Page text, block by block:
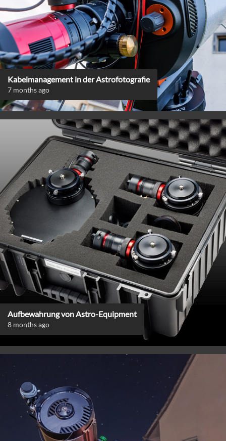
Kabelmanagement in der Astrofotografie
7 months ago
Aufbewahrung von Astro-Equipment
8 months ago